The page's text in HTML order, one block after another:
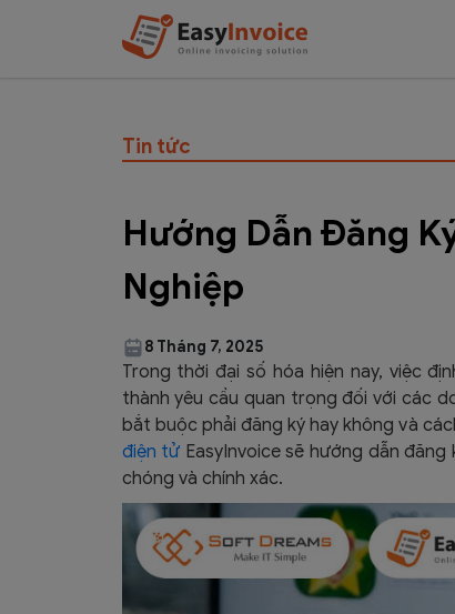
Tin tức
Hướng Dẫn Đăng
Nghiệp
8 Tháng 7, 2025
Trong thời đại số hóa hiện nay, việc
thành yêu cầu quan trọng đối với các
bắt buộc phải đăng ký hay không và
điện tử EasyInvoice sẽ hướng dẫnđăng
chóng và chính xác.